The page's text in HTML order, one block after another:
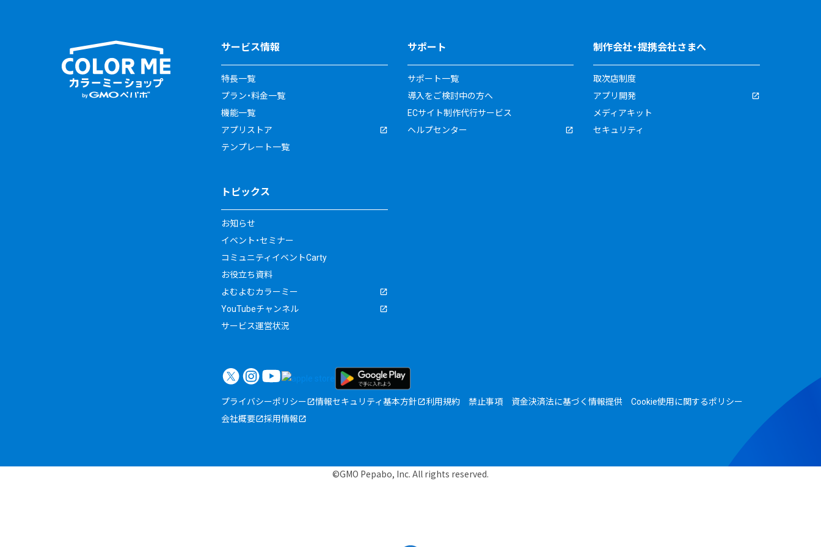
サービス情報
特長一覧
プラン・料金一覧
機能一覧
アプリストア
テンプレート一覧
サポート
サポート一覧
導入をご検討中の方へ
ECサイト制作代行サービス
ヘルプセンター
制作会社・提携会社さまへ
取次店制度
アプリ開発
メディアキット
セキュリティ
トピックス
お知らせ
イベント・セミナー
コミュニティイベントCarty
お役立ち資料
よむよむカラーミー
YouTubeチャンネル
サービス運営状況
プライバシーポリシー 情報セキュリティ基本方針 利用規約 禁止事項 資金決済法に基づく情報提供
Cookie使用に関するポリシー
会社概要
採用情報
©GMO Pepabo, Inc. All rights reserved.